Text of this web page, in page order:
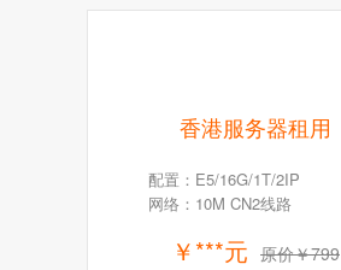
香港服务器租用
配置：E5/16G/1T/2IP
网络：10M CN2线路
￥***元 原价￥799